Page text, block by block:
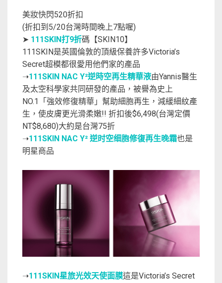
美妝快閃520折扣
(折扣到5/20台灣時間晚上7點喔)
➤ 111SKIN打9折碼【SKIN10】
111SKIN是英國倫敦的頂級保養許多Victoria’s
Secret超模都很愛用他們家的產品
➝111SKIN NAC Y²逆時空再生精華液由Yannis醫生
及太空科學家共同研發的產品，被譽為史上
NO.1「強效修復精華」幫助細胞再生，減緩細紋產
生，使皮膚更光滑柔嫩!! 折扣後$6,498(台灣定價
NT$8,680)大約是台灣75折
➝111SKIN NAC Y² 逆时空细胞修復再生晚霜也是
明星商品
➝111SKIN星旅光效天使面膜這是Victoria’s Secret